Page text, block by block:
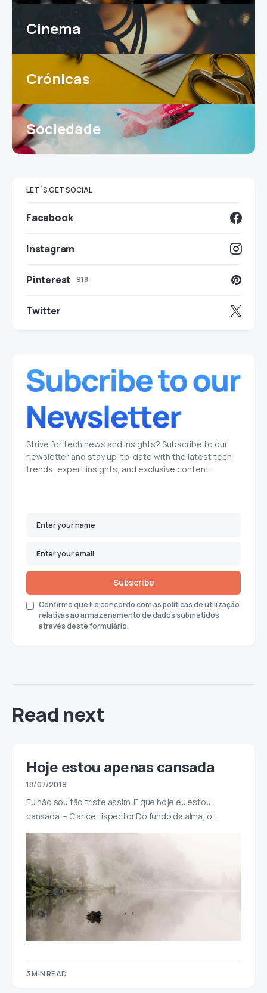
Cinema
Crónicas
Sociedade
LET`S GET SOCIAL
Facebook
Instagram
Pinterest 918
Twitter
Strive for tech news and insights? Subscribe to our
newsletter and stay up-to-date with the latest tech
trends, expert insights, and exclusive content.
Subscribe
Confirmo que li e concordo com as políticas de utilização
relativas ao armazenamento de dados submetidos
através deste formulário.
Read next
Hoje estou apenas cansada
18/07/2019
Eu não sou tão triste assim. É que hoje eu estou
cansada. – Clarice Lispector Do fundo da alma, o…
3 MIN READ